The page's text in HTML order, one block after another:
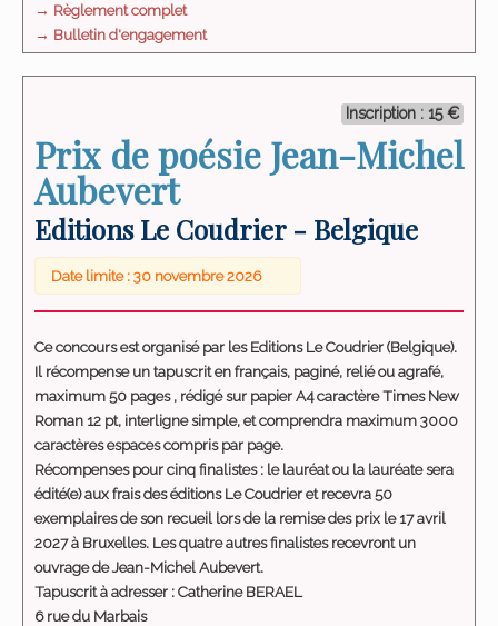
→ Règlement complet
→ Bulletin d'engagement
Inscription : 15 €
Prix de poésie Jean-Michel
Aubevert
Editions Le Coudrier - Belgique
Date limite : 30 novembre 2026
Ce concours est organisé par les Editions Le Coudrier (Belgique).
Il récompense un tapuscrit en français, paginé, relié ou agrafé,
maximum 50 pages , rédigésur papier A4 caractère Times New
Roman 12 pt, interligne simple, et comprendra maximum 3000
caractères espaces compris par page.
Récompenses pour cinq finalistes : le lauréat ou la lauréate sera
édité(e) aux frais des éditions Le Coudrier et recevra 50
exemplaires de son recueil lors de la remise des prix le 17 avril
2027 à Bruxelles. Les quatre autres finalistes recevront un
ouvrage de Jean-Michel Aubevert.
Tapuscrit à adresser : Catherine BERAEL
6 rue du Marbais